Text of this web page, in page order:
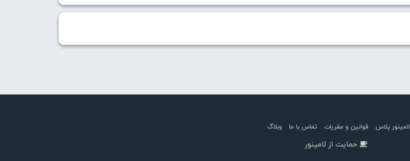
لامینور پلاس قوانین و مقررات تماس با ما وبلاگ
حمایت از لامینور